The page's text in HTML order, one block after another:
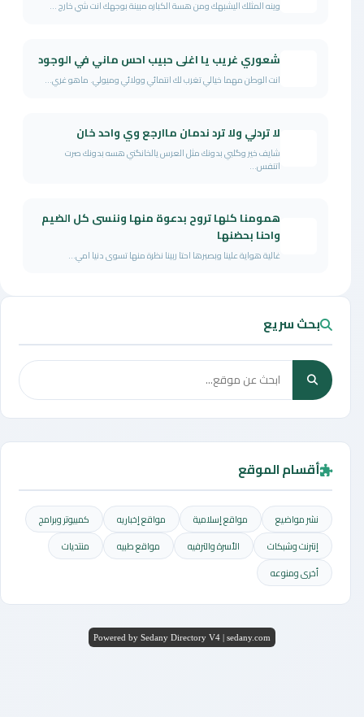
وينه المثلك اليشبهك ومن هسة الكباره مبينة بوجهك انت شي خارج ...
شعوري غريب يا اغلى حبيب احس ماني في الوجود
انت الوطن مهما خيالي تغرب لك انتمائي وولائي وميولي. ماهو غري...
لا تردلي ولا ترد ندمان ماارجع وي واحد خان
شايف خير وگلبي بدونك مثل العرس يالخانگني هسه بدونك صرت
اتنفس...
همومنا كلها تروح بدعوة منها وننسى كل الضيم
واحنا بحضنها
غالية هواية علينا وبصبرها احتا ربينا نظرة منها تسوى دنيا امي...
بحث سريع
أقسام الموقع
نشر مواضيع مواقع إسلامية مواقع إخباريه
كمبيوتر وبرامج
إنترنت وشبكات
الأسرة والترفيه مواقع طبيه
منتديات
أخرى ومنوعه
Powered by Sedany Directory V4 | sedany.com